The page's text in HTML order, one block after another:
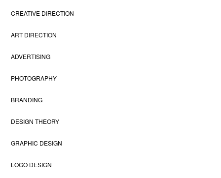
CREATIVE DIRECTION
ART DIRECTION
ADVERTISING
PHOTOGRAPHY
BRANDING
DESIGN THEORY
GRAPHIC DESIGN
LOGO DESIGN